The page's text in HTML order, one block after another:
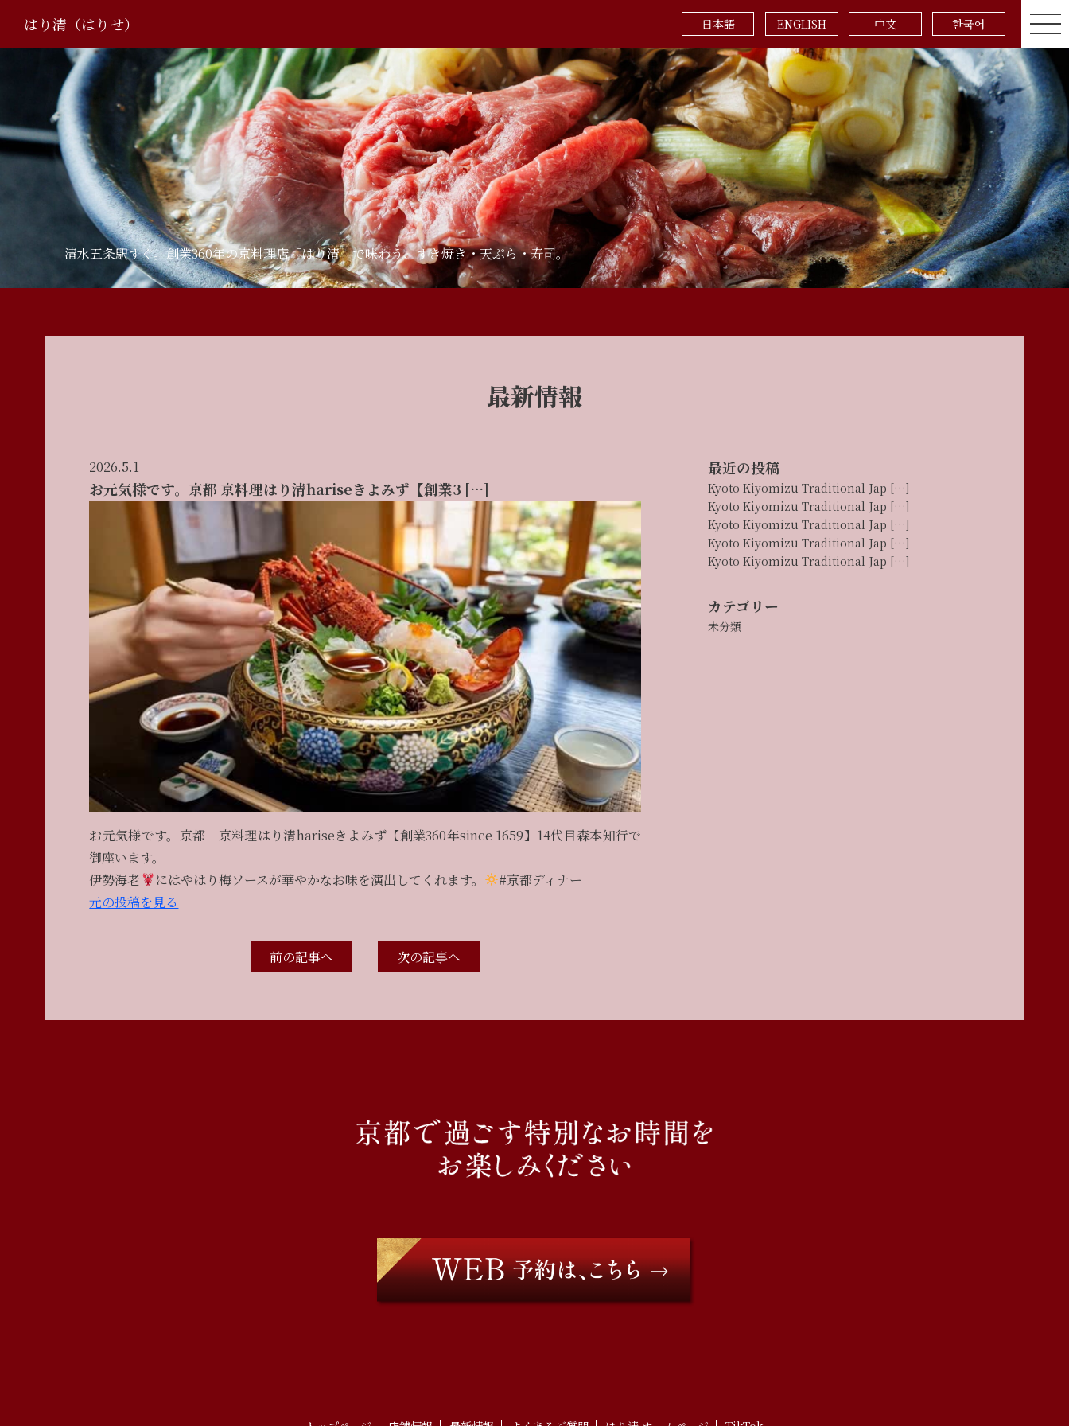
はり清（はりせ） 日本語 ENGLISH 中文 한국어
清水五条駅すぐ。創業360年の京料理店「はり清」で味わう、すき焼き・天ぷら・寿司。
最新情報
2026.5.1
お元気様です。京都 京料理はり清hariseきよみず【創業3 […]
お元気様です。京都 京料理はり清hariseきよみず【創業360年since 1659】14代目森本知行で
御座います。
伊勢海老
にはやはり梅ソースが華やかなお味を演出してくれます。
#京都ディナー
元の投稿を見る
前の記事へ 次の記事へ
最近の投稿
Kyoto Kiyomizu Traditional Jap […]
Kyoto Kiyomizu Traditional Jap […]
Kyoto Kiyomizu Traditional Jap […]
Kyoto Kiyomizu Traditional Jap […]
Kyoto Kiyomizu Traditional Jap […]
カテゴリー
未分類